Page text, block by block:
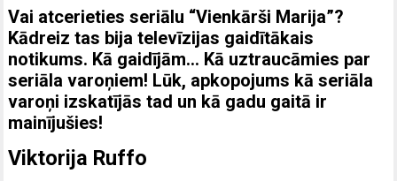
Vai atcerieties seriālu “Vienkārši Marija”?
Kādreiz tas bija televīzijas gaidītākais
notikums. Kā gaidījām… Kā uztraucāmies par
seriāla varoņiem! Lūk, apkopojums kā seriāla
varoņi izskatījās tad un kā gadu gaitā ir
mainījušies!
Viktorija Ruffo